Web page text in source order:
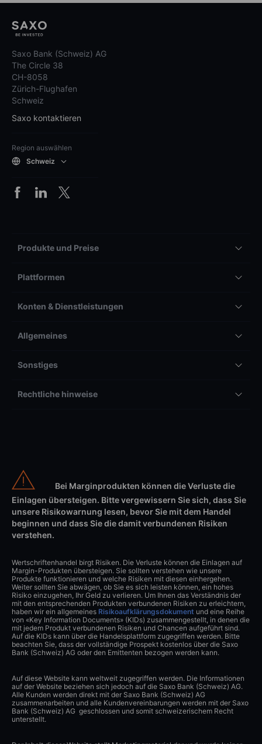
Saxo Bank (Schweiz) AG
The Circle 38
CH-8058
Zürich-Flughafen
Schweiz
Saxo kontaktieren
Region auswählen
Schweiz
Produkte und Preise
Plattformen
Konten & Dienstleistungen
Allgemeines
Sonstiges
Rechtliche hinweise
Bei Marginprodukten können die Verluste die
Einlagen übersteigen. Bitte vergewissern Sie sich, dass Sie
unsere Risikowarnung lesen, bevor Sie mit dem Handel
beginnen und dass Sie die damit verbundenen Risiken
verstehen.
Wertschriftenhandel birgt Risiken. Die Verluste können die Einlagen auf
Margin-Produkten übersteigen. Sie sollten verstehen wie unsere
Produkte funktionieren und welche Risiken mit diesen einhergehen.
Weiter sollten Sie abwägen, ob Sie es sich leisten können, ein hohes
Risiko einzugehen, Ihr Geld zu verlieren. Um Ihnen das Verständnis der
mit den entsprechenden Produkten verbundenen Risiken zu erleichtern,
haben wir ein allgemeines Risikoaufklärungsdokument und eine Reihe
von «Key Information Documents» (KIDs) zusammengestellt, in denen die
mit jedem Produkt verbundenen Risiken und Chancen aufgeführt sind.
Auf die KIDs kann über die Handelsplattform zugegriffen werden. Bitte
beachten Sie, dass der vollständige Prospekt kostenlos über die Saxo
Bank (Schweiz) AG oder den Emittenten bezogen werden kann.
Auf diese Website kann weltweit zugegriffen werden. Die Informationen
auf der Website beziehen sich jedoch auf die Saxo Bank (Schweiz) AG.
Alle Kunden werden direkt mit der Saxo Bank (Schweiz) AG
zusammenarbeiten und alle Kundenvereinbarungen werden mit der Saxo
Bank (Schweiz) AG geschlossen und somit schweizerischem Recht
unterstellt.